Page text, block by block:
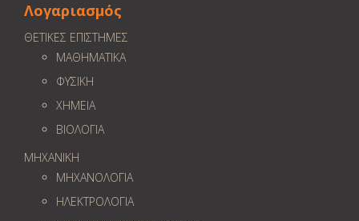
Λογαριασμός
ΘΕΤΙΚΕΣ ΕΠΙΣΤΗΜΕΣ
ΜΑΘΗΜΑΤΙΚΑ
ΦΥΣΙΚΗ
ΧΗΜΕΙΑ
ΒΙΟΛΟΓΙΑ
ΜΗΧΑΝΙΚΗ
ΜΗΧΑΝΟΛΟΓΙΑ
ΗΛΕΚΤΡΟΛΟΓΙΑ